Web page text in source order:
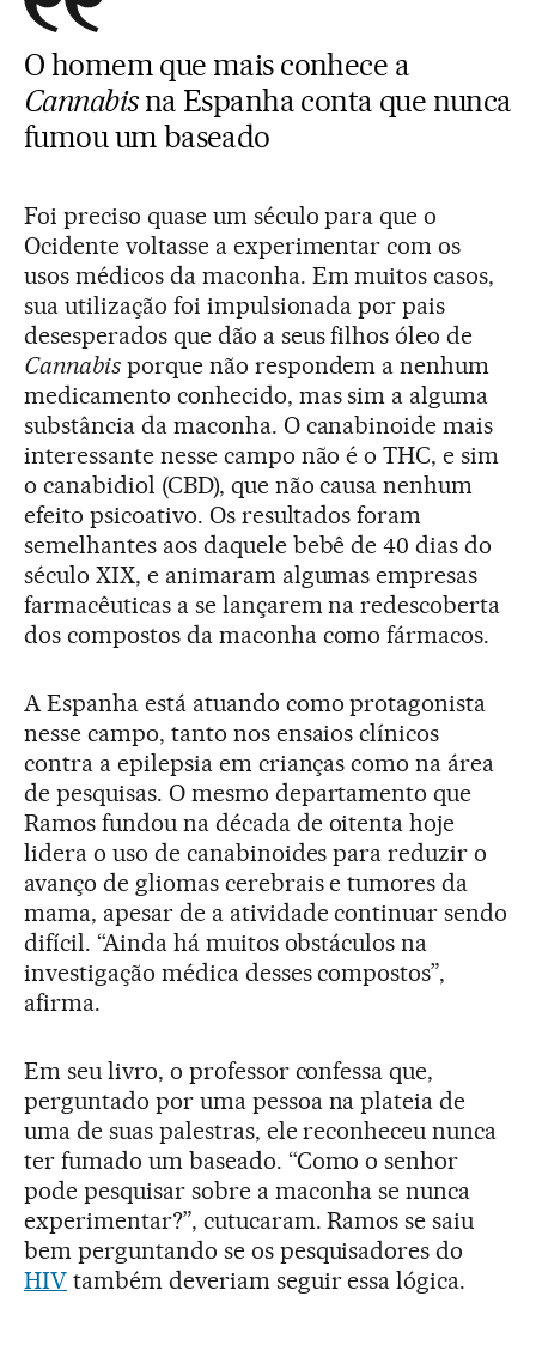
O homem que mais conhece a
Cannabisna Espanha conta que nunca
fumou um baseado
Foi preciso quase um século para que o
Ocidente voltasse a experimentar com os
usos médicos da maconha. Em muitos casos,
sua utilização foi impulsionada por pais
desesperados que dão a seus filhos óleo de
Cannabisporque não respondem a nenhum
medicamento conhecido, mas sim a alguma
substância da maconha. O canabinoide mais
interessante nesse campo não é o THC, e sim
o canabidiol (CBD), que não causa nenhum
efeito psicoativo. Os resultados foram
semelhantes aos daquele bebê de 40 dias do
século XIX, e animaram algumas empresas
farmacêuticas a se lançarem na redescoberta
dos compostos da maconha como fármacos.
A Espanha está atuando como protagonista
nesse campo, tanto nos ensaios clínicos
contra a epilepsia em crianças como na área
de pesquisas. O mesmo departamento que
Ramos fundou na década de oitenta hoje
lidera o uso de canabinoides para reduzir o
avanço de gliomas cerebrais e tumores da
mama, apesar de a atividade continuar sendo
difícil. “Ainda há muitos obstáculos na
investigação médica desses compostos”,
afirma.
Em seu livro, o professor confessa que,
perguntado por uma pessoa na plateia de
uma de suas palestras, ele reconheceu nunca
ter fumado um baseado. “Como o senhor
pode pesquisar sobre a maconha se nunca
experimentar?”, cutucaram. Ramos se saiu
bem perguntando se os pesquisadores do
HIVtambém deveriam seguir essa lógica.